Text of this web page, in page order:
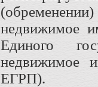
(обременении)
недвижимое
Единого
недвижимое
ЕГРП).